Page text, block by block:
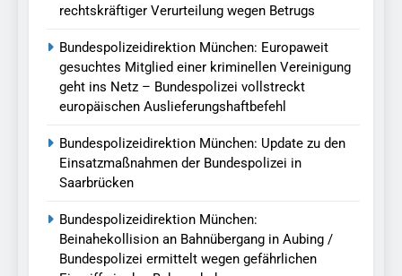
rechtskräftiger Verurteilung wegen Betrugs
Bundespolizeidirektion München: Europaweit
gesuchtes Mitglied einer kriminellen Vereinigung
geht ins Netz – Bundespolizei vollstreckt
europäischen Auslieferungshaftbefehl
Bundespolizeidirektion München: Update zu den
Einsatzmaßnahmen der Bundespolizei in
Saarbrücken
Bundespolizeidirektion München:
Beinahekollision an Bahnübergang in Aubing /
Bundespolizei ermittelt wegen gefährlichen